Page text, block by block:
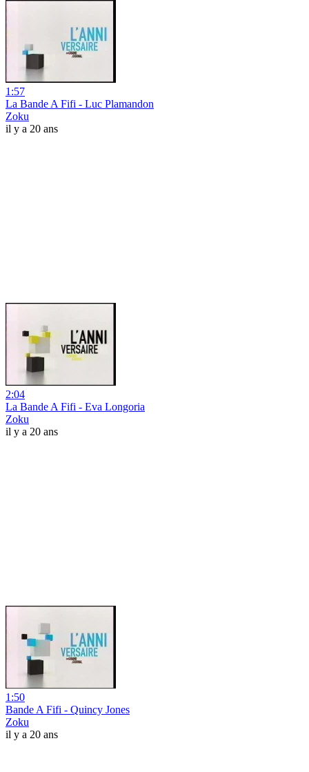
1:57
La Bande A Fifi - Luc Plamandon
Zoku
il y a 20 ans
2:04
La Bande A Fifi - Eva Longoria
Zoku
il y a 20 ans
1:50
Bande A Fifi - Quincy Jones
Zoku
il y a 20 ans